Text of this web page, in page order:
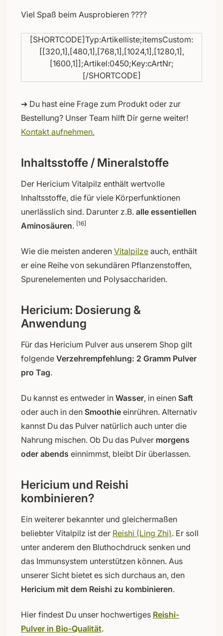
Viel Spaß beim Ausprobieren ????
[SHORTCODE]Typ:Artikelliste;itemsCustom:
[[320,1],[480,1],[768,1],[1024,1],[1280,1],
[1600,1]];Artikel:0450;Key:cArtNr;
[/SHORTCODE]
➔ Du hast eine Frage zum Produkt oder zur
Bestellung? Unser Team hilft Dir gerne weiter!
Kontakt aufnehmen.
Inhaltsstoffe / Mineralstoffe
Der Hericium Vitalpilz enthält wertvolle
Inhaltsstoffe, die für viele Körperfunktionen
unerlässlich sind. Darunter z.B. alle essentiellen
Aminosäuren. [16]
Wie die meisten anderen Vitalpilze auch, enthält
er eine Reihe von sekundären Pflanzenstoffen,
Spurenelementen und Polysacchariden.
Hericium: Dosierung &
Anwendung
Für das Hericium Pulver aus unserem Shop gilt
folgende Verzehrempfehlung: 2 Gramm Pulver
pro Tag.
Du kannst es entweder in Wasser, in einen Saft
oder auch in den Smoothie einrühren. Alternativ
kannst Du das Pulver natürlich auch unter die
Nahrung mischen. Ob Du das Pulver morgens
oder abends einnimmst, bleibt Dir überlassen.
Hericium und Reishi
kombinieren?
Ein weiterer bekannter und gleichermaßen
beliebter Vitalpilz ist der Reishi (Ling Zhi). Er soll
unter anderem den Bluthochdruck senken und
das Immunsystem unterstützen können. Aus
unserer Sicht bietet es sich durchaus an, den
Hericium mit dem Reishi zu kombinieren.
Hier findest Du unser hochwertiges Reishi-
Pulver in Bio-Qualität.